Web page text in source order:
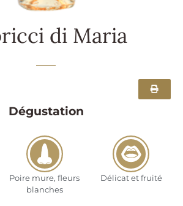
di Maria
Dégustation
Poire mure, fleurs
blanches
Délicat et fruité